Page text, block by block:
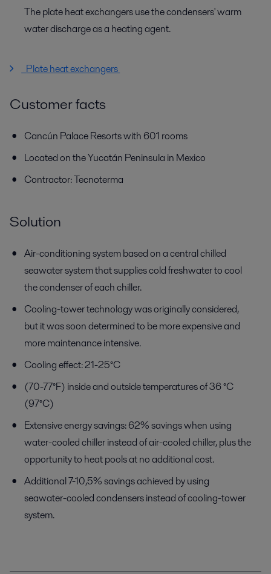
The plate heat exchangers use the condensers' warm
water discharge as a heating agent.
Plate heat exchangers
Customer facts
Cancún Palace Resorts with 601 rooms
Located on the Yucatán Peninsula in Mexico
Contractor: Tecnoterma
Solution
Air-conditioning system based on a central chilled
seawater system that supplies cold freshwater to cool
the condenser of each chiller.
Cooling-tower technology was originally considered,
but it was soon determined to be more expensive and
more maintenance intensive.
Cooling effect: 21-25°C
(70-77°F) inside and outside temperatures of 36 °C
(97°C)
Extensive energy savings: 62% savings when using
water-cooled chiller instead of air-cooled chiller, plus the
opportunity to heat pools at no additional cost.
Additional 7-10,5% savings achieved by using
seawater-cooled condensers instead of cooling-tower
system.